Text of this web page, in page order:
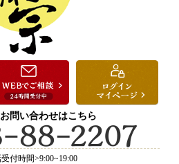
問い合わせはこちら
付時間>9:00~19:00